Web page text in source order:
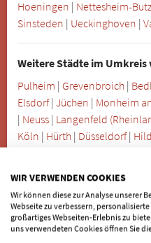
Hoeningen | Nettesheim-
Sinsteden | Ueckinghoven |
Weitere Städte im
Pulheim | Grevenbroich |
Elsdorf| Jüchen | Monheim
| Neuss | Langenfeld
Köln | Hürth | Düsseldorf|
Die Nobel Biocare
Marke „All-on-4“ für die
WIR VERWENDEN COOKIES
Wir können diese zur Analyse unserer
Webseite zu verbessern,
großartiges Webseiten-Erlebnis zu
uns verwendeten Cookies öffnen Sie